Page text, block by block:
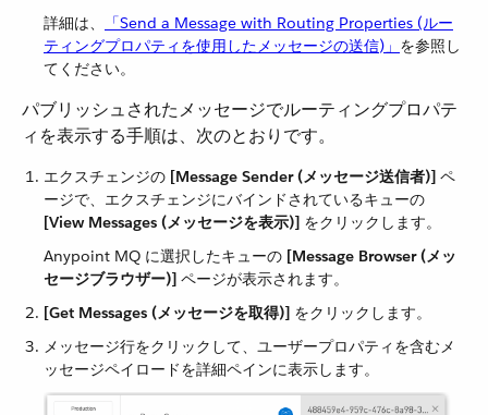
詳細は、​
「Send a Message with Routing Properties (ルー
ティングプロパティを使用したメッセージの送信)」 ​を参照し
てください。
パブリッシュされたメッセージでルーティングプロパテ
ィを表示する手順は、次のとおりです。
エクスチェンジの ​ [Message Sender (メッセージ送信者)] ​ ペ
ージで、エクスチェンジにバインドされているキューの ​
[View Messages (メッセージを表示)] ​ をクリックします。
Anypoint MQ に選択したキューの ​ [Message Browser (メッ
セージブラウザー)] ​ ページが表示されます。
[Get Messages (メッセージを取得)] ​ をクリックします。
メッセージ行をクリックして、ユーザープロパティを含むメ
ッセージペイロードを詳細ペインに表示します。